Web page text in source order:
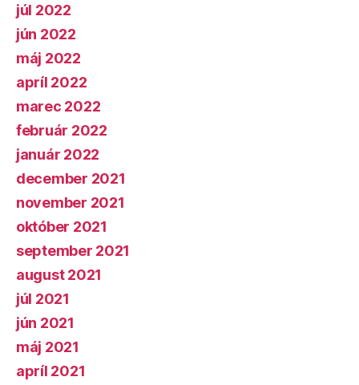
júl 2022
jún 2022
máj 2022
apríl 2022
marec 2022
február 2022
január 2022
december 2021
november 2021
október 2021
september 2021
august 2021
júl 2021
jún 2021
máj 2021
apríl 2021